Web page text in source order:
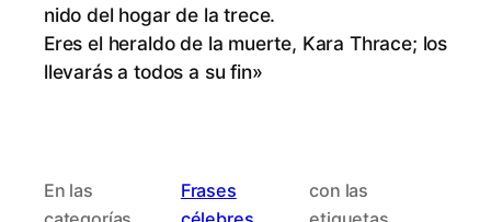
ni­do del ho­gar de la trece.
Eres el he­ral­do de la muer­te, Ka­ra Th­ra­ce; los
lle­va­rás a to­dos a su fin»
En las
Frases
con las